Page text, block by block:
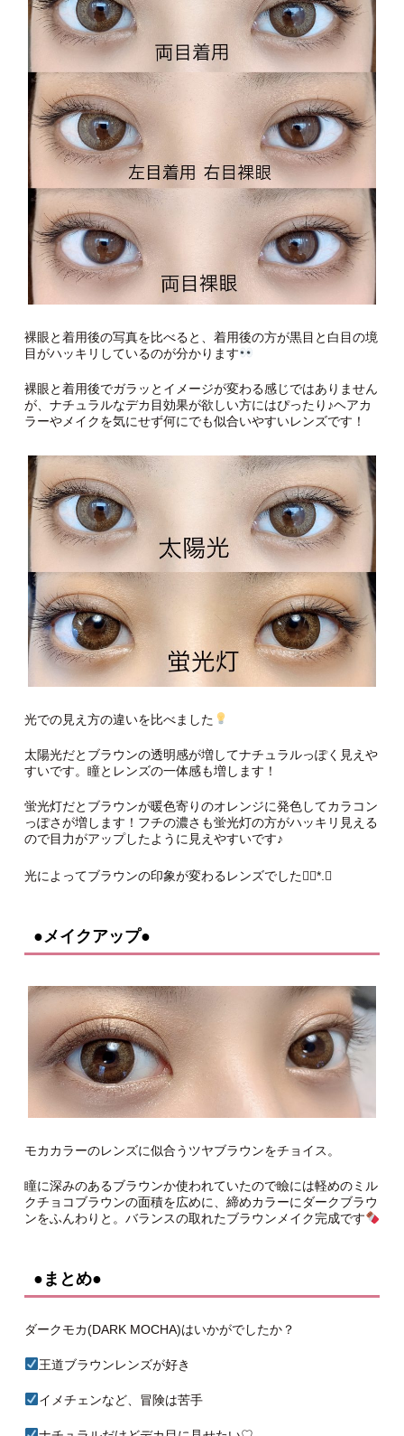
裸眼と着用後の写真を比べると、着用後の方が黒目と白目の境
目がハッキリしているのが分かります
裸眼と着用後でガラッとイメージが変わる感じではありません
が、ナチュラルなデカ目効果が欲しい方にはぴったり♪ヘアカ
ラーやメイクを気にせず何にでも似合いやすいレンズです！
光での見え方の違いを比べました
太陽光だとブラウンの透明感が増してナチュラルっぽく見えや
すいです。瞳とレンズの一体感も増します！
蛍光灯だとブラウンが暖色寄りのオレンジに発色してカラコン
っぽさが増します！フチの濃さも蛍光灯の方がハッキリ見える
ので目力がアップしたように見えやすいです♪
光によってブラウンの印象が変わるレンズでした❁⃘*.ﾟ
●メイクアップ●
モカカラーのレンズに似合うツヤブラウンをチョイス。
瞳に深みのあるブラウンか使われていたので瞼には軽めのミル
クチョコブラウンの面積を広めに、締めカラーにダークブラウ
ンをふんわりと。バランスの取れたブラウンメイク完成です
●まとめ●
ダークモカ(DARK MOCHA)はいかがでしたか？
王道ブラウンレンズが好き
イメチェンなど、冒険は苦手